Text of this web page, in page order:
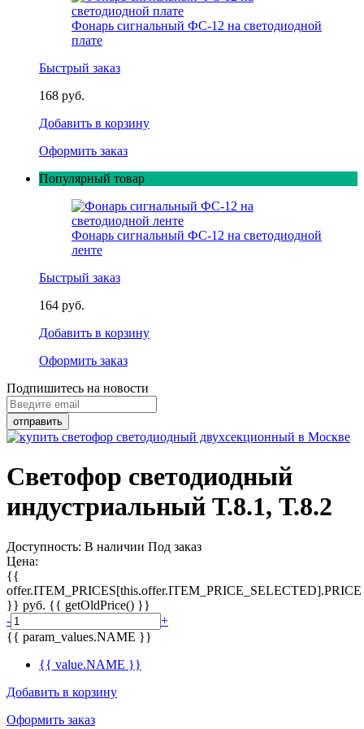
Фонарь сигнальный ФС-12 на светодиодной
плате
Быстрый заказ
168 руб.
Добавить в корзину
Оформить заказ
Популярный товар
Фонарь сигнальный ФС-12 на светодиодной
ленте
Быстрый заказ
164 руб.
Добавить в корзину
Оформить заказ
Подпишитесь на новости
Светофор светодиодный
индустриальный Т.8.1, Т.8.2
Доступность: В наличии Под заказ
Цена:
{{
offer.ITEM_PRICES[this.offer.ITEM_PRICE_SELECTED].PRICE
}} руб. {{ getOldPrice() }}
-
+
{{ param_values.NAME }}
{{ value.NAME }}
Добавить в корзину
Оформить заказ